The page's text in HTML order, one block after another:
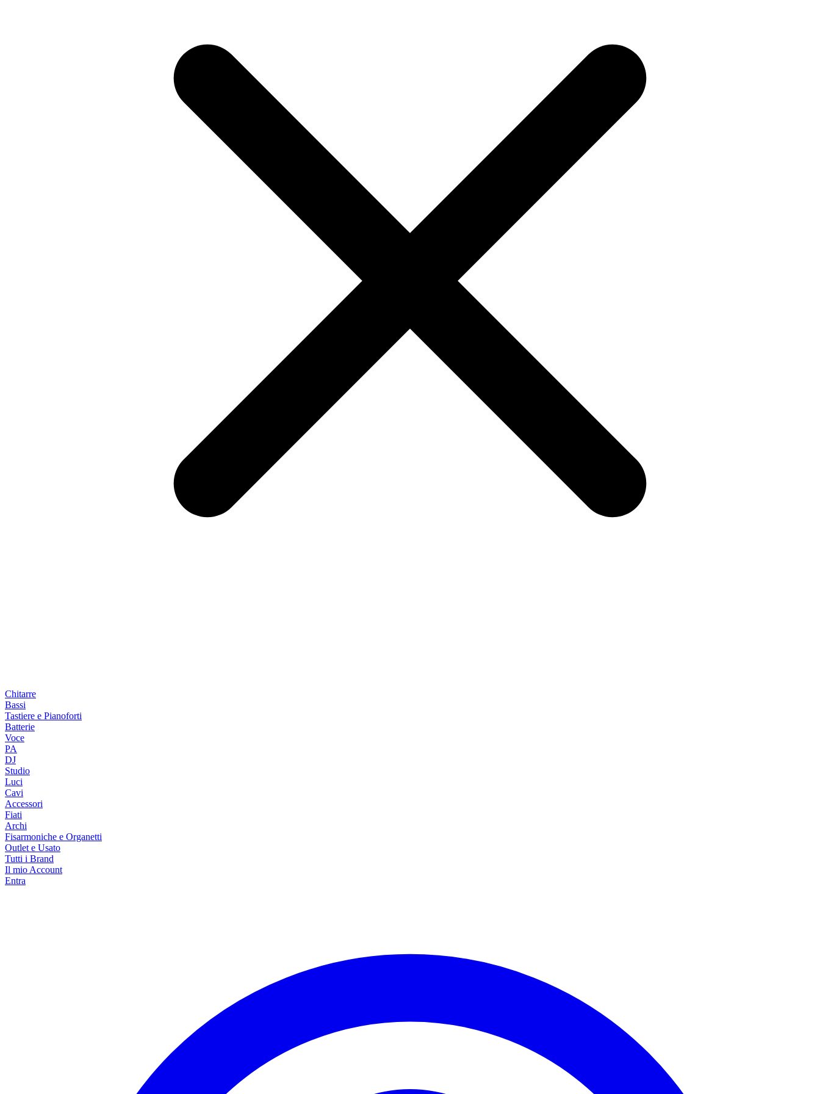
Chitarre
Bassi
Tastiere e Pianoforti
Batterie
Voce
PA
DJ
Studio
Luci
Cavi
Accessori
Fiati
Archi
Fisarmoniche e Organetti
Outlet e Usato
Tutti i Brand
Il mio Account
Entra